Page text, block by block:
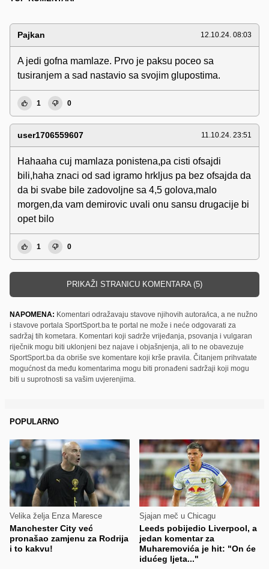
Pajkan 12.10.24. 08:03
A jedi gofna mamlaze. Prvo je paksu poceo sa
tusiranjem a sad nastavio sa svojim glupostima.
1 0
user1706559607 11.10.24. 23:51
Hahaaha cuj mamlaza ponistena,pa cisti ofsajdi
bili,haha znaci od sad igramo hrkljus pa bez ofsajda da
da bi svabe bile zadovoljne sa 4,5 golova,malo
morgen,da vam demirovic uvali onu sansu drugacije bi
opet bilo
1 0
PRIKAŽI STRANICU KOMENTARA (5)
NAPOMENA: Komentari odražavaju stavove njihovih autora/ica, a ne nužno
i stavove portala SportSport.ba te portal ne može i neće odgovarati za
sadržaj tih kometara. Komentari koji sadrže vrijeđanja, psovanja i vulgaran
riječnik mogu biti uklonjeni bez najave i objašnjenja, ali to ne obavezuje
SportSport.ba da obriše sve komentare koji krše pravila. Čitanjem prihvatate
mogućnost da među komentarima mogu biti pronađeni sadržaji koji mogu
biti u suprotnosti sa vašim uvjerenjima.
POPULARNO
Velika želja Enza Maresce
Manchester City već
pronašao zamjenu za Rodrija
i to kakvu!
Sjajan meč u Chicagu
Leeds pobijedio Liverpool, a
jedan komentar za
Muharemovića je hit: "On će
idućeg ljeta..."